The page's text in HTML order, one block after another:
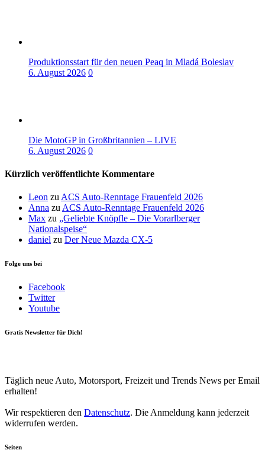
Produktionsstart für den neuen Peaq in Mladá Boleslav
6. August 2026 0
Die MotoGP in Großbritannien – LIVE
6. August 2026 0
Kürzlich veröffentlichte Kommentare
Leon zuACS Auto-Renntage Frauenfeld 2026
Anna zuACS Auto-Renntage Frauenfeld 2026
Max zu „Geliebte Knöpfle – Die Vorarlberger
Nationalspeise“
daniel zu Der Neue Mazda CX-5
Folge uns bei
Facebook
Twitter
Youtube
Gratis Newsletter für Dich!
Täglich neue Auto, Motorsport, Freizeit und Trends News per Email
erhalten!
Wir respektieren den Datenschutz. Die Anmeldung kann jederzeit
widerrufen werden.
Seiten